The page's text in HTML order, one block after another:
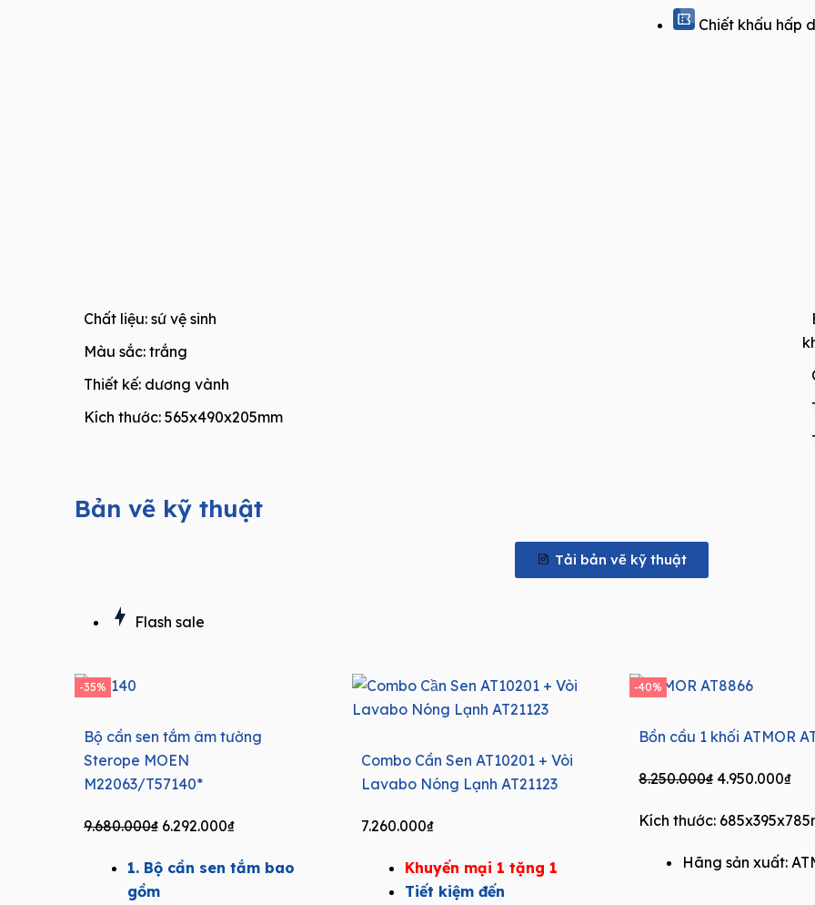
Chiết khấu hấp
Chất liệu: sứ vệ sinh
Màu sắc: trắng
Thiết kế: dương vành
Kích thước: 565x490x205mm
Bản vẽ kỹ thuật
Tải bản vẽ kỹ thuật
Flash sale
-35%
Bộ cần sen tắm âm tường
Sterope MOEN
M22063/T57140*
9.680.000₫ Original
was:
6.292.000₫Current
is:
1. Bộ cần sen tắm bao
gồm
Combo Cần Sen AT10201 + Vòi
Lavabo Nóng Lạnh AT21123
7.260.000₫
Khuyến mại 1 tặng 1
Tiết kiệm đến
-40%
Bồn cầu 1 khối ATMOR
8.250.000₫ Original
was:
4.950.000₫
is:
Kích thước:
Hãng sản xuất: